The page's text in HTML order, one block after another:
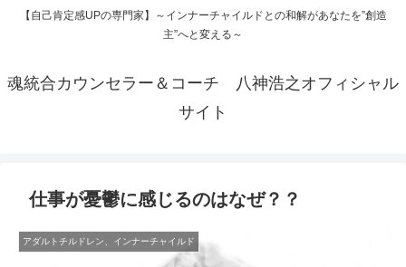
【自己肯定感UPの専門家】～インナーチャイルドとの和解があなたを”創造
主”へと変える～
魂統合カウンセラー＆コーチ 八神浩之オフィシャル
サイト
仕事が憂鬱に感じるのはなぜ？？
アダルトチルドレン、インナーチャイルド